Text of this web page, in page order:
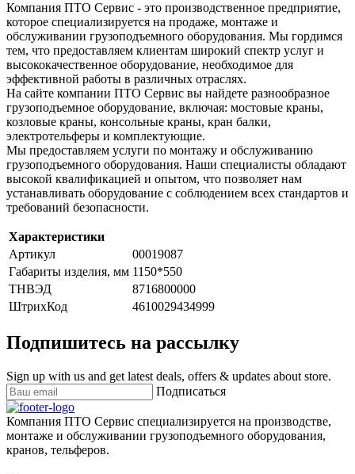
Компания ПТО Сервис - это производственное предприятие,
которое специализируется на продаже, монтаже и
обслуживании грузоподъемного оборудования. Мы гордимся
тем, что предоставляем клиентам широкий спектр услуг и
высококачественное оборудование, необходимое для
эффективной работы в различных отраслях.
На сайте компании ПТО Сервис вы найдете разнообразное
грузоподъемное оборудование, включая: мостовые краны,
козловые краны, консольные краны, кран балки,
электротельферы и комплектующие.
Мы предоставляем услуги по монтажу и обслуживанию
грузоподъемного оборудования. Наши специалисты обладают
высокой квалификацией и опытом, что позволяет нам
устанавливать оборудование с соблюдением всех стандартов и
требований безопасности.
Характеристики
Артикул
00019087
Габариты изделия, мм 1150*550
ТНВЭД
8716800000
ШтрихКод
4610029434999
Подпишитесь на рассылку
Sign up with us and get latest deals, offers & updates about store.
Подписаться
Компания ПТО Сервис специализируется на производстве,
монтаже и обслуживании грузоподъемного оборудования,
кранов, тельферов.